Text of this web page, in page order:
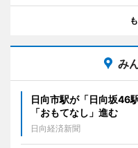
み
日向市駅が「日向坂46
「おもてなし」進む
日向経済新聞